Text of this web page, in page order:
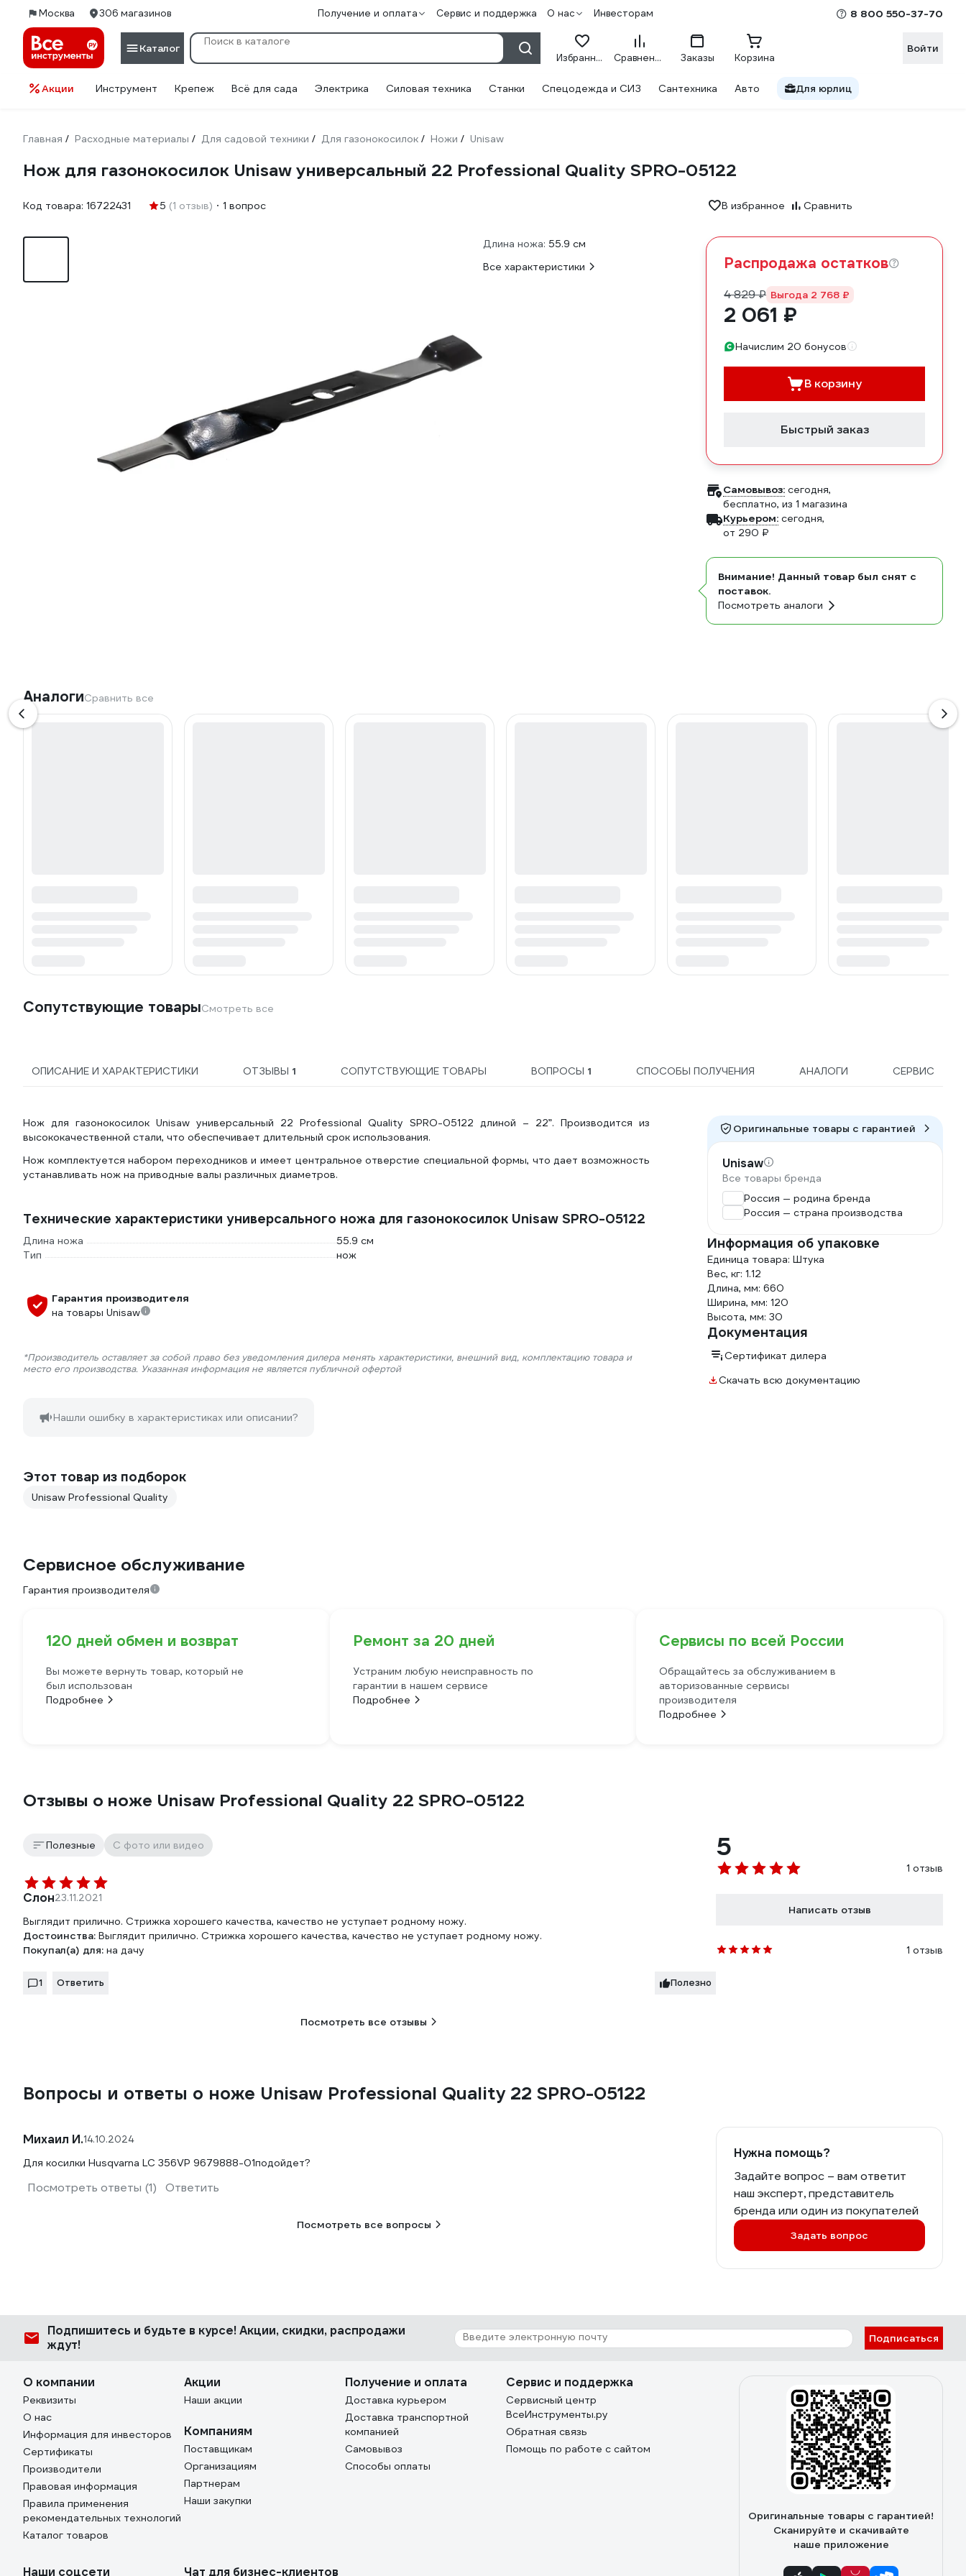
Москва 306 магазинов Получение и оплата Сервис и поддержка О нас Инвесторам 8 800 550-37-70
Каталог
Избранное Сравнение Заказы Корзина
Войти
Акции Инструмент Крепеж Всё для сада Электрика Силовая техника Станки Спецодежда и СИЗ Сантехника Авто Для юрлиц
Главная / Расходные материалы / Для садовой техники / Для газонокосилок / Ножи / Unisaw
Нож для газонокосилок Unisaw универсальный 22 Professional Quality SPRO-05122
Код товара: 16722431 5 (1 отзыв) 1 вопрос В избранное Сравнить
Длина ножа: 55.9 см
Все характеристики
Распродажа остатков
4 829 ₽ Выгода 2 768 ₽
2 061 ₽
Начислим 20 бонусов
В корзину
Быстрый заказ
Самовывоз: сегодня,
бесплатно, из 1 магазина
Курьером: сегодня,
от 290 ₽
Внимание! Данный товар был снят с
поставок.
Посмотреть аналоги
АналогиСравнить все
Сопутствующие товарыСмотреть все
ОПИСАНИЕ И ХАРАКТЕРИСТИКИ ОТЗЫВЫ 1 СОПУТСТВУЮЩИЕ ТОВАРЫ ВОПРОСЫ 1 СПОСОБЫ ПОЛУЧЕНИЯ АНАЛОГИ СЕРВИС
Нож для газонокосилок Unisaw универсальный 22 Professional Quality SPRO-05122 длиной – 22”. Производится из
высококачественной стали, что обеспечивает длительный срок использования.
Нож комплектуется набором переходников и имеет центральное отверстие специальной формы, что дает возможность
устанавливать нож на приводные валы различных диаметров.
Технические характеристики универсального ножа для газонокосилок Unisaw SPRO-05122
Длина ножа
55.9 см
Тип
нож
Гарантия производителя
на товары Unisaw
*Производитель оставляет за собой право без уведомления дилера менять характеристики, внешний вид, комплектацию товара и
место его производства. Указанная информация не является публичной офертой
Нашли ошибку в характеристиках или описании?
Оригинальные товары c гарантией
Unisaw
Все товары бренда
Россия — родина бренда
Россия — страна производства
Информация об упаковке
Единица товара: Штука
Вес, кг: 1.12
Длина, мм: 660
Ширина, мм: 120
Высота, мм: 30
Документация
Сертификат дилера
Скачать всю документацию
Этот товар из подборок
Unisaw Professional Quality
Сервисное обслуживание
Гарантия производителя
120 дней обмен и возврат
Вы можете вернуть товар, который не
был использован
Подробнее
Ремонт за 20 дней
Устраним любую неисправность по
гарантии в нашем сервисе
Подробнее
Сервисы по всей России
Обращайтесь за обслуживанием в
авторизованные сервисы
производителя
Подробнее
Отзывы о ноже Unisaw Professional Quality 22 SPRO-05122
5
1 отзыв
Написать отзыв
1 отзыв
Полезные С фото или видео
Слон23.11.2021
Выглядит прилично. Стрижка хорошего качества, качество не уступает родному ножу.
Достоинства: Выглядит прилично. Стрижка хорошего качества, качество не уступает родному ножу.
Покупал(а) для: на дачу
1 Ответить Полезно
Посмотреть все отзывы
Вопросы и ответы о ноже Unisaw Professional Quality 22 SPRO-05122
Нужна помощь?
Задайте вопрос – вам ответит
наш эксперт, представитель
бренда или один из покупателей
Задать вопрос
Михаил И.14.10.2024
Для косилки Husqvarna LC 356VP 9679888-01подойдет?
Посмотреть ответы (1) Ответить
Посмотреть все вопросы
Подпишитесь и будьте в курсе! Акции, скидки, распродажи
ждут!
Подписаться
О компании
Реквизиты
О нас
Информация для инвесторов
Сертификаты
Производители
Правовая информация
Правила применения
рекомендательных технологий
Каталог товаров
Акции
Наши акции
Компаниям
Поставщикам
Организациям
Партнерам
Наши закупки
Получение и оплата
Доставка курьером
Доставка транспортной
компанией
Самовывоз
Способы оплаты
Сервис и поддержка
Сервисный центр
ВсеИнструменты.ру
Обратная связь
Помощь по работе с сайтом
Оригинальные товары с гарантией!
Сканируйте и скачивайте
наше приложение
Наши соцсети Чат для бизнес-клиентов